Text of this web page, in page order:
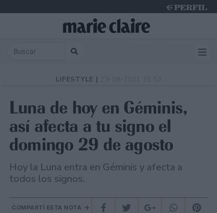
LIFESTYLE |
Luna de hoy en Géminis,
así afecta a tu signo el
domingo 29 de agosto
Hoy la Luna entra en Géminis y afecta a
todos los signos.
COMPARTÍ ESTA NOTA